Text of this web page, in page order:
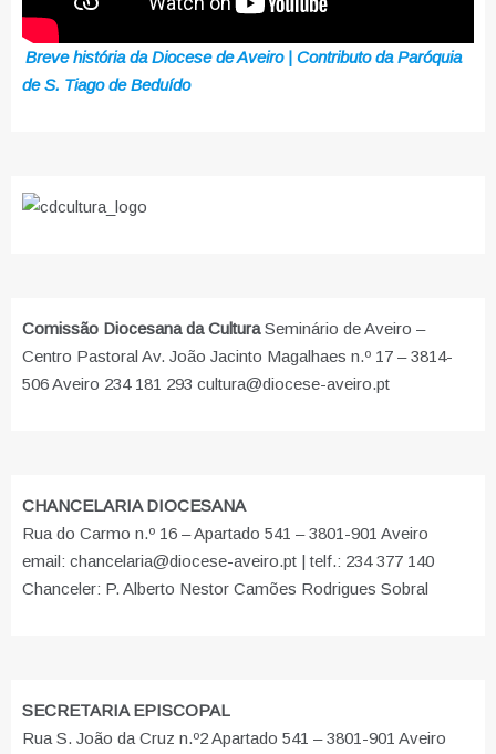
Breve história da Diocese de Aveiro | Contributo da Paróquia
de S. Tiago de Beduído
Comissão Diocesana da CulturaSeminário de Aveiro –
Centro Pastoral Av. João Jacinto Magalhaes n.º 17 – 3814-
506 Aveiro 234 181 293 cultura@diocese-aveiro.pt
CHANCELARIA DIOCESANA
Rua do Carmo n.º 16 – Apartado 541 – 3801-901 Aveiro
email: chancelaria@diocese-aveiro.pt | telf.: 234 377 140
Chanceler: P. Alberto Nestor Camões Rodrigues Sobral
SECRETARIA EPISCOPAL
Rua S. João da Cruz n.º2 Apartado 541 – 3801-901 Aveiro